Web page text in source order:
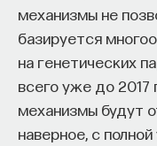
механизмы не
базируется
на генетических
всего уже до 2017
механизмы будут
наверное, с